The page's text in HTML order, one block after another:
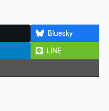
Bluesky
LINE